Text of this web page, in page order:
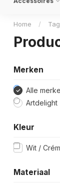
Home /
Merken
Alle
Artdelight
Kleur
Wit /
Materiaal